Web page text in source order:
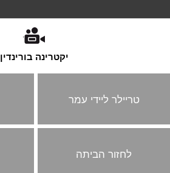
יקטרינה בורינדין
טריילר ליידי עמר
לחזור הביתה